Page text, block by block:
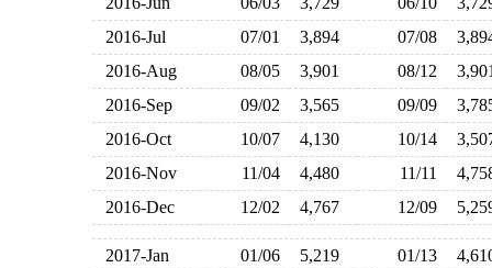
2016-Jul
07/01 3,894 07/08
2016-Aug
08/05 3,901 08/12
2016-Sep
09/02 3,565 09/09
2016-Oct
10/07 4,130 10/14
2016-Nov
11/04 4,480 11/11
2016-Dec
12/02 4,767 12/09
2017-Jan 01/06 5,219 01/13